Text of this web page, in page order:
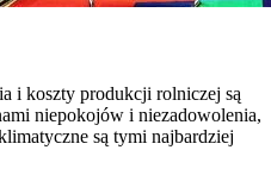
i koszty produkcji rolniczej są
niepokojów i niezadowolenia,
są tymi najbardziej